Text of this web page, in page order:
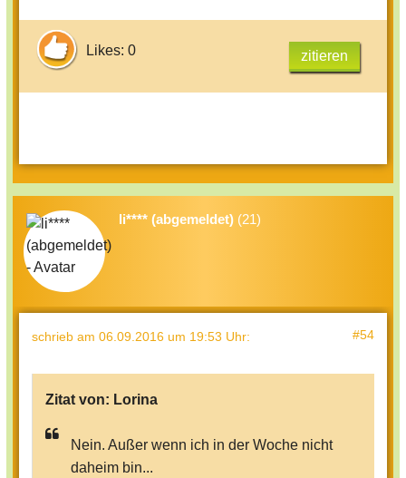
Likes: 0 zitieren
li**** (abgemeldet) (21)
schrieb am 06.09.2016 um 19:53 Uhr: #54
Zitat von: Lorina
Nein. Außer wenn ich in der Woche nicht
daheim bin...